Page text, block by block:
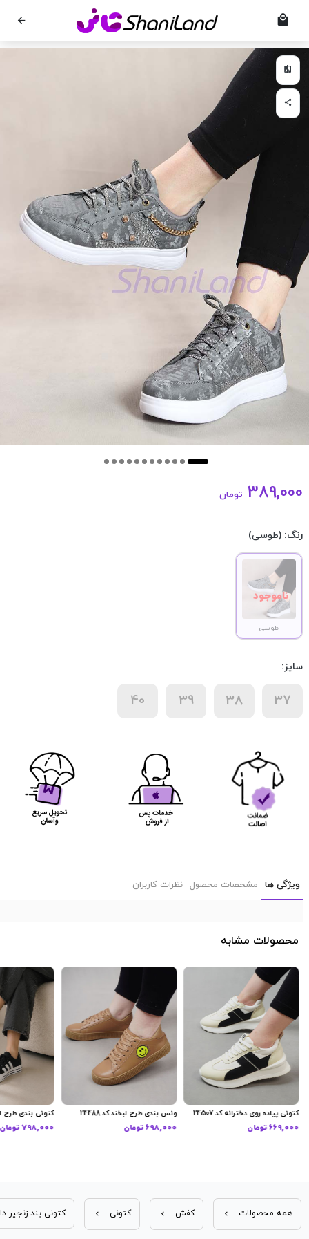
389,000 تومان
رنگ: (طوسی)
طوسی
سایز:
37
38
39
40
ویژگی ها مشخصات محصول نظرات کاربران
محصولات مشابه
کتونی پیاده روی دخترانه کد 24507
669,000 تومان
ونس بندی طرح لبخند کد 24488
698,000 تومان
کتونی بندی طرح
798,000 تومان
همه محصولات کفش کتونی کتونی بند زنجیر دار